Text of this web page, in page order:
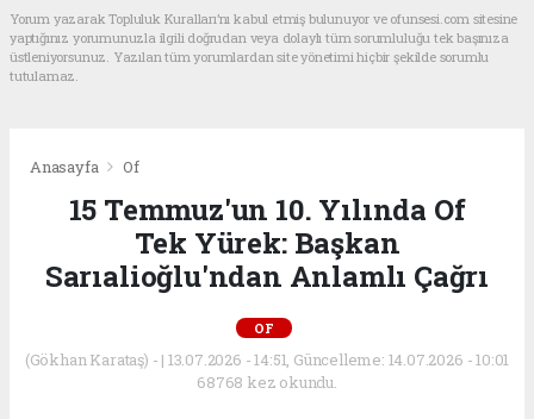
Yorum yazarak Topluluk Kuralları’nı kabul etmiş bulunuyor ve ofunsesi.com sitesine
yaptığınız yorumunuzla ilgili doğrudan veya dolaylı tüm sorumluluğu tek başınıza
üstleniyorsunuz. Yazılan tüm yorumlardan site yönetimi hiçbir şekilde sorumlu
tutulamaz.
Anasayfa Of
15 Temmuz'un 10. Yılında Of
Tek Yürek: Başkan
Sarıalioğlu'ndan Anlamlı Çağrı
OF
(Gökhan Karataş) - | 13.07.2026 - 14:51, Güncelleme: 14.07.2026 - 10:01
68768 kez okundu.